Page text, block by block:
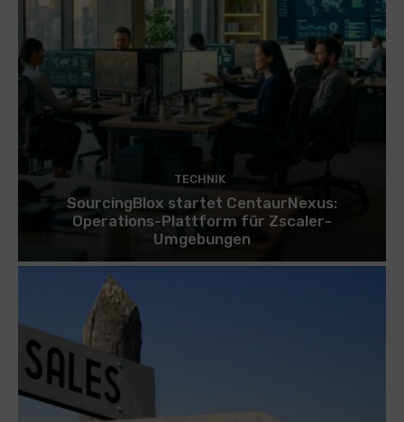
TECHNIK
SourcingBlox startet CentaurNexus:
Operations-Plattform für Zscaler-
Umgebungen